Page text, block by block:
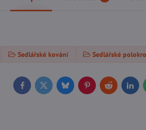
Sedlářské kování Sedlářské
FacebookTwitterBlueskyPinterestReddit